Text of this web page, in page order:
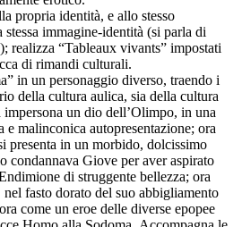
propria identità, e allo stesso
stessa immagine-identità (si parla di
realizza “Tableaux vivants” impostati
di rimandi culturali.
in un personaggio diverso, traendo i
della cultura aulica, sia della cultura
un dio dell’Olimpo, in una
malinconica autopresentazione; ora
presenta in un morbido, dolcissimo
condannava Giove per aver aspirato
di struggente bellezza; ora
fasto dorato del suo abbigliamento
come un eroe delle diverse epopee